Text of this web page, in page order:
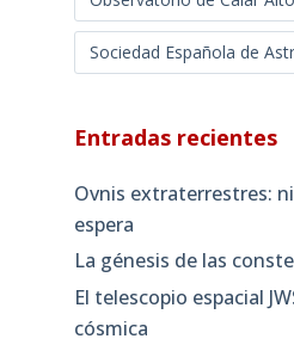
Sociedad Española de
Entradas recientes
Ovnis extraterrestres:
espera
La génesis de las
El telescopio espacial
cósmica